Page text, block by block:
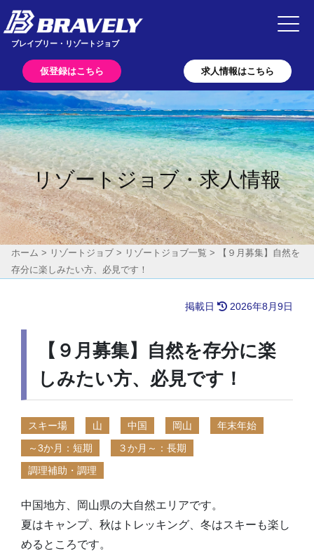
Main Navigation
ブレイブリー・リゾートジョブ
仮登録はこちら 求人情報はこちら
リゾートジョブ・求人情報
ホーム > リゾートジョブ > リゾートジョブ一覧 >
【９月募集】自然を
存分に楽しみたい方、必見です！
掲載日 2026年8月9日
【９月募集】自然を存分に楽
しみたい方、必見です！
スキー場 山 中国 岡山
年末年始
～3か月：短期
３か月～：長期
調理補助・調理
中国地方、岡山県の大自然エリアです。
夏はキャンプ、秋はトレッキング、冬はスキーも楽し
めるところです。